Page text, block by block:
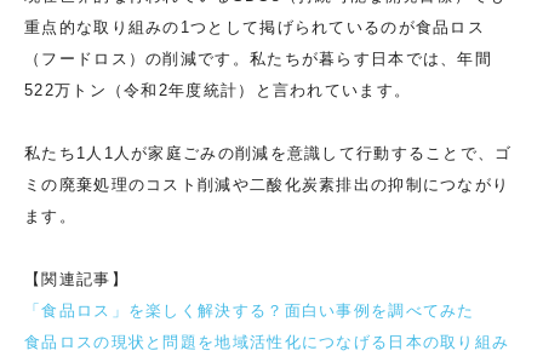
重点的な取り組みの1つとして掲げられているのが食品ロス
（フードロス）の削減です。私たちが暮らす日本では、年間
522万トン（令和2年度統計）と言われています。
私たち1人1人が家庭ごみの削減を意識して行動することで、ゴ
ミの廃棄処理のコスト削減や二酸化炭素排出の抑制につながり
ます。
【関連記事】
「食品ロス」を楽しく解決する？面白い事例を調べてみた
食品ロスの現状と問題を地域活性化につなげる日本の取り組み